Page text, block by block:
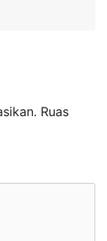
Ruas